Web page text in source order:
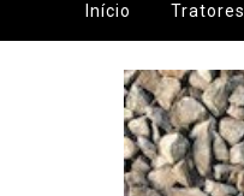
Início Tratores